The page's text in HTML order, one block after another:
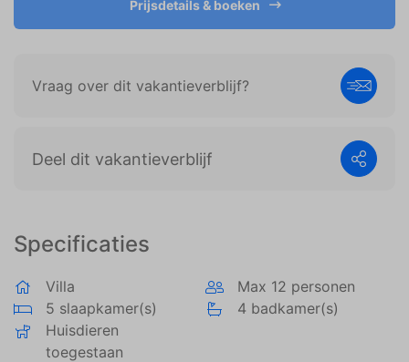
Specificaties
Villa
Max 12 personen
5 slaapkamer(s)
4 badkamer(s)
Huisdieren
toegestaan
Prijsdetails & boeken
Vraag over dit vakantieverblijf?
Deel dit vakantieverblijf
weergeven die zijn afgestemd op en relevant zijn